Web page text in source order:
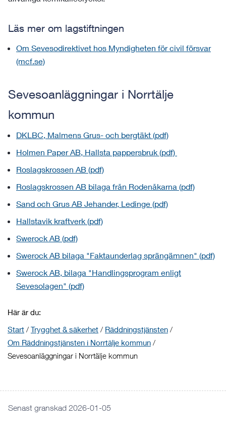
Läs mer om lagstiftningen
Om Sevesodirektivet hos Myndigheten för civil försvar
(mcf.se)
Sevesoanläggningar i Norrtälje
kommun
DKLBC, Malmens Grus- och bergtäkt (pdf)
Holmen Paper AB, Hallsta pappersbruk (pdf)
Roslagskrossen AB (pdf)
Roslagskrossen AB bilaga från Rodenåkarna (pdf)
Sand och Grus AB Jehander, Ledinge (pdf)
Hallstavik kraftverk (pdf)
Swerock AB (pdf)
Swerock AB bilaga "Faktaunderlag sprängämnen" (pdf)
Swerock AB, bilaga "Handlingsprogram enligt
Sevesolagen" (pdf)
Här är du:
Start / Trygghet & säkerhet / Räddningstjänsten /
Om Räddningstjänsten i Norrtälje kommun /
Sevesoanläggningar i Norrtälje kommun
Senast granskad 2026-01-05